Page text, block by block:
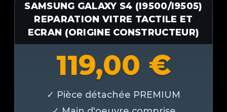
SAMSUNG GALAXY S4 (I9500/I9505)
REPARATION VITRE TACTILE ET
ECRAN (ORIGINE CONSTRUCTEUR)
119,00 €